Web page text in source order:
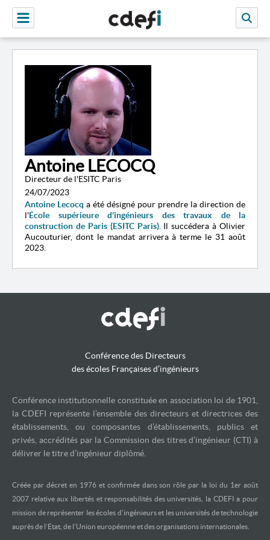
​Antoine LECOCQ
Directeur de l'ESITC Paris
24/07/2023
Antoine Lecocq a été désigné pour prendre la direction de
l'École supérieure d'ingénieurs des travaux de la
construction de Paris (ESITC Paris). Il succédera à Olivier
Aucouturier, dont le mandat arrivera à terme le 31 août
2023.
Conférence des Directeurs
des écoles Françaises d’ingénieurs
Conférence institutionnelle constituée en association loi de 1901,
la CDEFI représente l’ensemble des directeurs et directrices des
établissements, ou composantes d’établissements, publics et
privés, accrédités par la Commission des titres d’ingénieur (CTI) à
délivrer le titre d’ingénieur diplômé.
Créée par décret en 1976 et confirmée dans son rôle par la loi du 1er août
2007 relative aux libertés et responsabilités des universités, la CDEFI a pour
mission de représenter les écoles d’ingénieurs et les universités de technologie
auprès de l’Etat, de l’Union européenne et des organisations internationales.